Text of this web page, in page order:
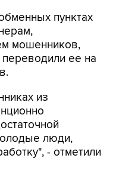
пунктах
мошенников,
ее на
из
люди,
- отметили